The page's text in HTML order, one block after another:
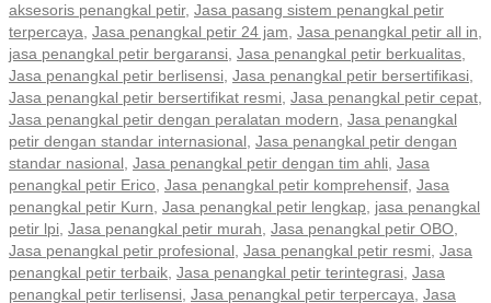
aksesoris penangkal petir, Jasa pasang sistem penangkal petir
terpercaya, Jasa penangkal petir 24 jam, Jasa penangkal petir all in,
jasa penangkal petir bergaransi, Jasa penangkal petir berkualitas,
Jasa penangkal petir berlisensi, Jasa penangkal petir bersertifikasi,
Jasa penangkal petir bersertifikat resmi, Jasa penangkal petir cepat,
Jasa penangkal petir dengan peralatan modern, Jasa penangkal
petir dengan standar internasional, Jasa penangkal petir dengan
standar nasional, Jasa penangkal petir dengan tim ahli, Jasa
penangkal petir Erico, Jasa penangkal petir komprehensif, Jasa
penangkal petir Kurn, Jasa penangkal petir lengkap, jasa penangkal
petir lpi, Jasa penangkal petir murah, Jasa penangkal petir OBO,
Jasa penangkal petir profesional, Jasa penangkal petir resmi, Jasa
penangkal petir terbaik, Jasa penangkal petir terintegrasi, Jasa
penangkal petir terlisensi, Jasa penangkal petir terpercaya, Jasa